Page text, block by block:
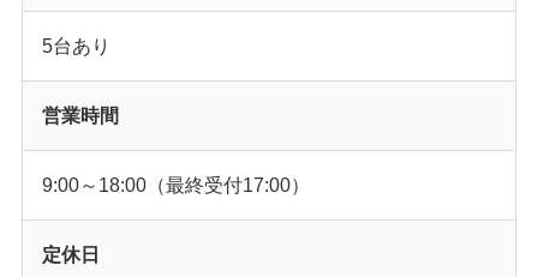
5台あり
営業時間
9:00～18:00（最終受付17:00）
定休日